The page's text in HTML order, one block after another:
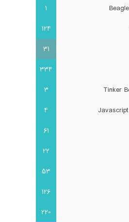
1
124
31
334
3
4
61
22
53
126
220